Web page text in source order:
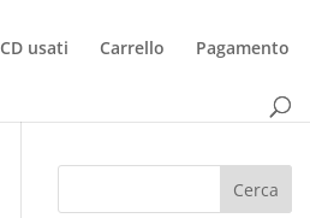
CD usati Carrello Pagamento